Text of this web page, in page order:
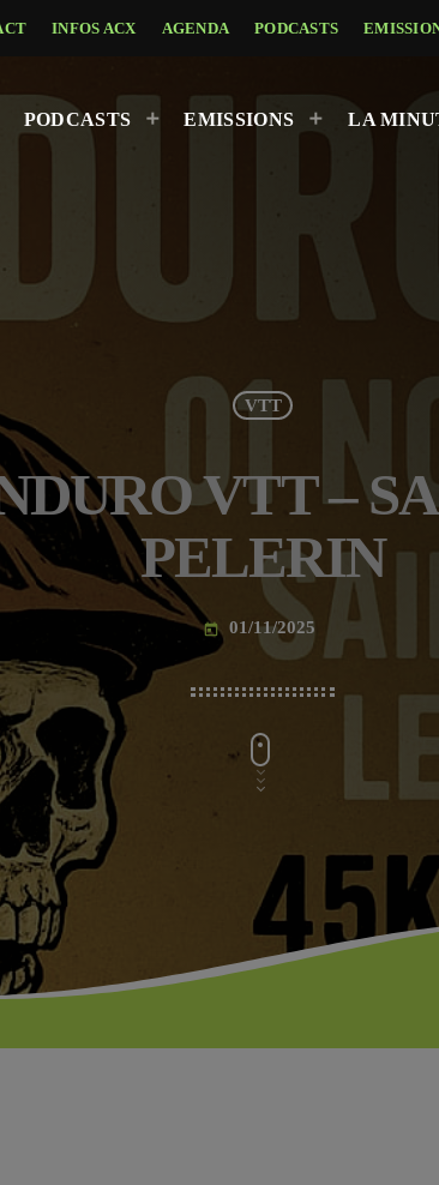
INFOS ACX AGENDA PODCASTS
PODCASTS EMISSIONS LA
VTT
VTT –
PELERIN
today 01/11/2025